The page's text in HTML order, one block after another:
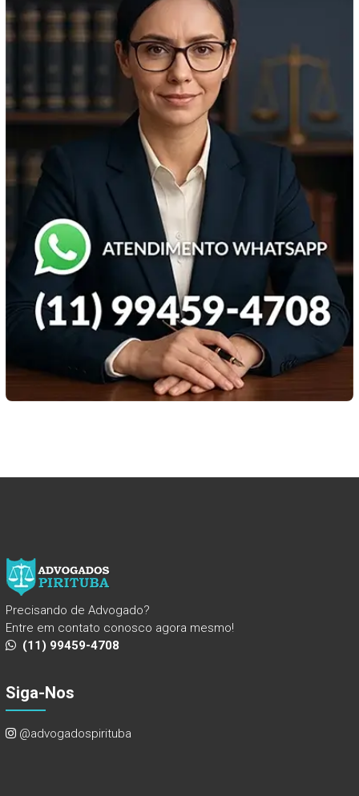
Precisando de Advogado?
Entre em contato conosco agora mesmo!
(11) 99459-4708
Siga-Nos
@advogadospirituba